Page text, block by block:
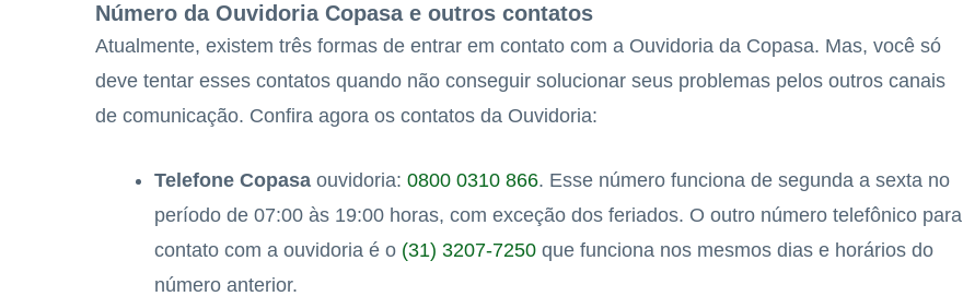
Número da Ouvidoria Copasa e outros contatos
Atualmente, existem três formas de entrar em contato com a Ouvidoria da Copasa. Mas, você só
deve tentar esses contatos quando não conseguir solucionar seus problemas pelos outros canais
de comunicação. Confira agora os contatos da Ouvidoria:
Telefone Copasa ouvidoria: 0800 0310 866. Esse número funciona de segunda a sexta no
período de 07:00 às 19:00 horas, com exceção dos feriados. O outro número telefônico para
contato com a ouvidoria é o (31) 3207-7250 que funciona nos mesmos dias e horários do
número anterior.